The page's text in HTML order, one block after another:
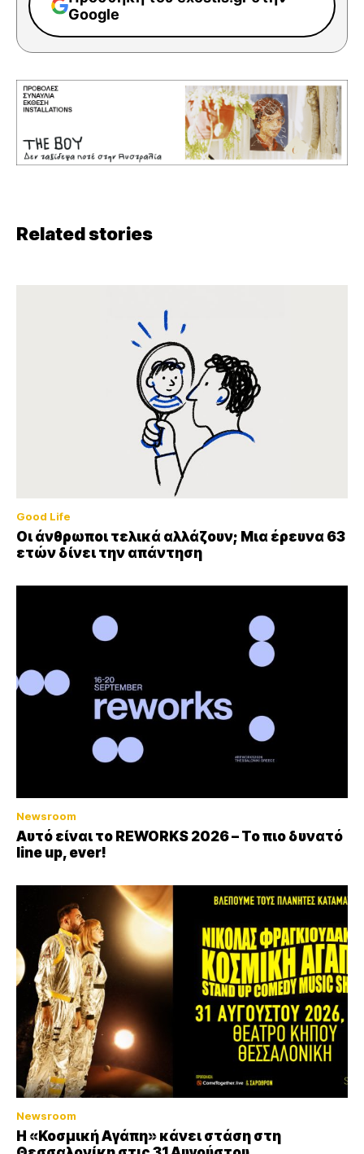
Google
Related stories
Good Life
Οι άνθρωποι τελικά αλλάζουν; Μια έρευνα 63
ετών δίνει την απάντηση
Newsroom
Αυτό είναι το REWORKS 2026 – Το πιο δυνατό
line up, ever!
Newsroom
Η «Κοσμική Αγάπη» κάνει στάση στη